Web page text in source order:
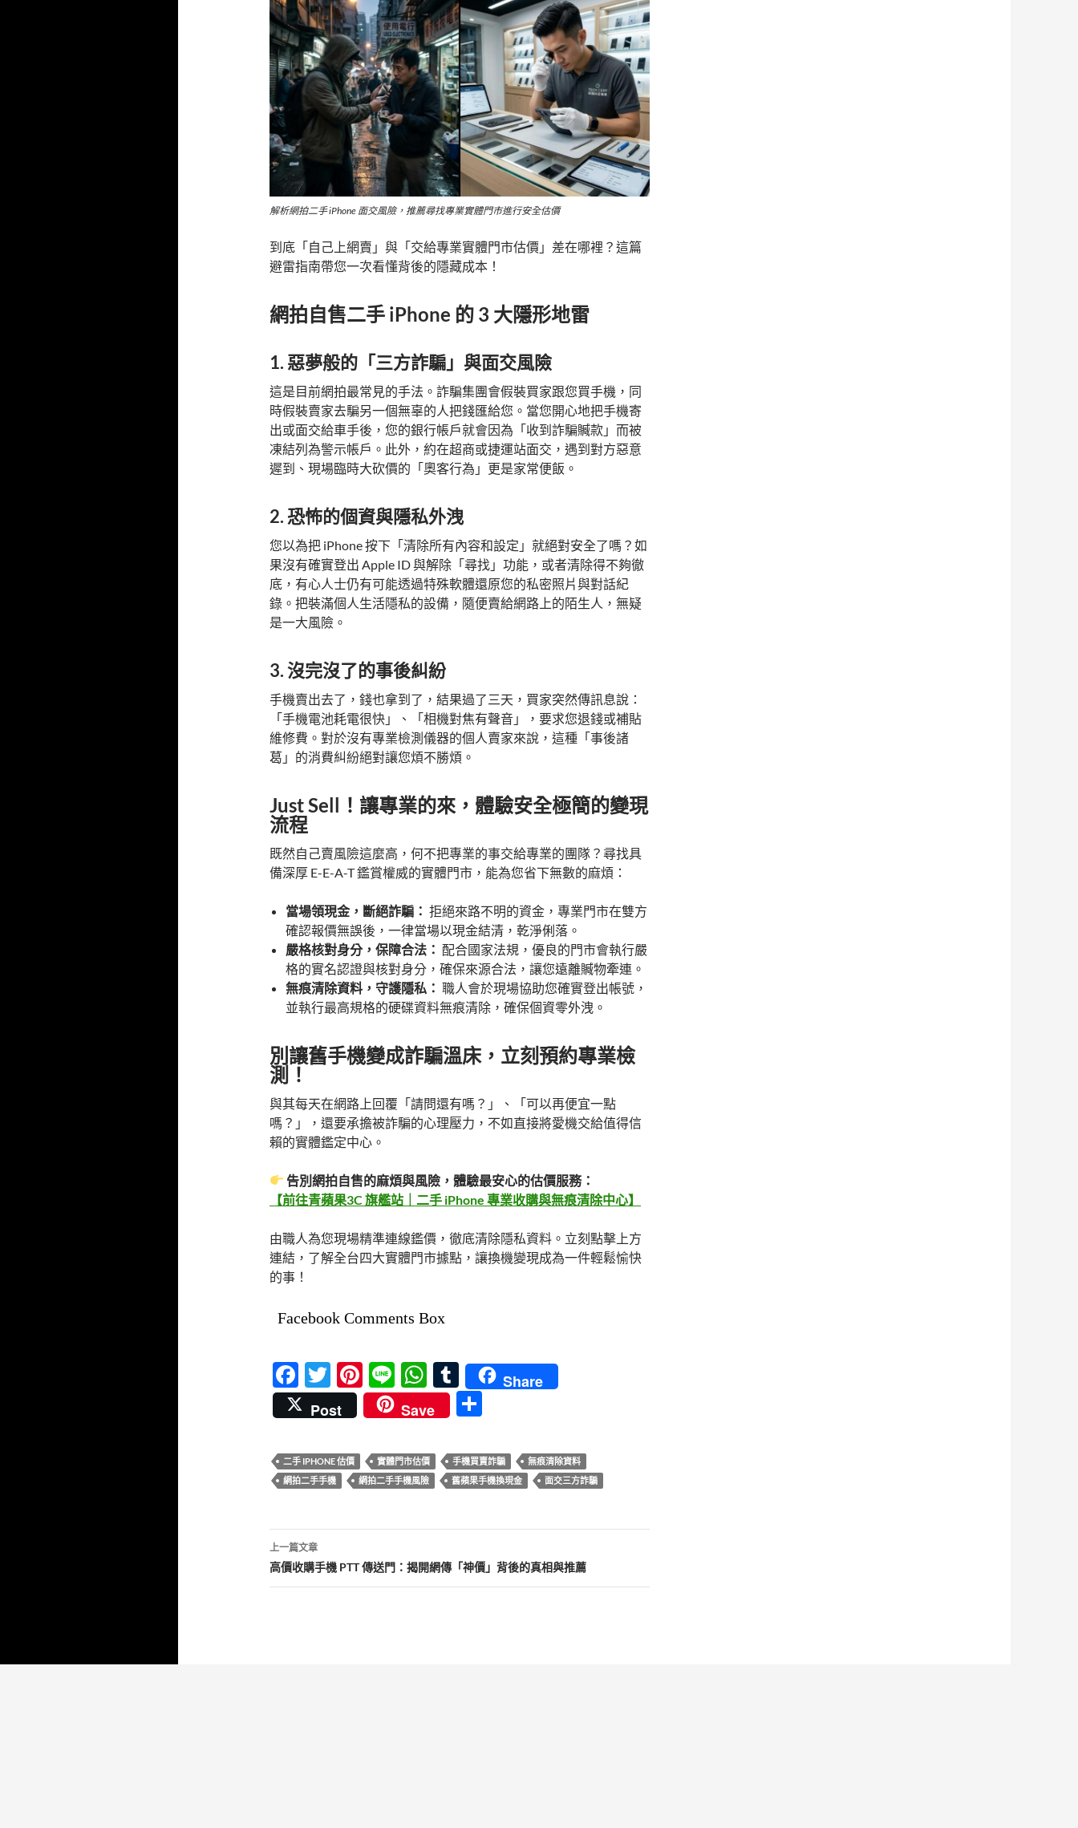
解析網拍二手 iPhone 面交風險，推薦尋找專業實體門市進行安全估價
到底「自己上網賣」與「交給專業實體門市估價」差在哪裡？這篇
避雷指南帶您一次看懂背後的隱藏成本！
網拍自售二手 iPhone 的 3 大隱形地雷
1. 惡夢般的「三方詐騙」與面交風險
這是目前網拍最常見的手法。詐騙集團會假裝買家跟您買手機，同
時假裝賣家去騙另一個無辜的人把錢匯給您。當您開心地把手機寄
出或面交給車手後，您的銀行帳戶就會因為「收到詐騙贓款」而被
凍結列為警示帳戶。此外，約在超商或捷運站面交，遇到對方惡意
遲到、現場臨時大砍價的「奧客行為」更是家常便飯。
2. 恐怖的個資與隱私外洩
您以為把 iPhone 按下「清除所有內容和設定」就絕對安全了嗎？如
果沒有確實登出 Apple ID 與解除「尋找」功能，或者清除得不夠徹
底，有心人士仍有可能透過特殊軟體還原您的私密照片與對話紀
錄。把裝滿個人生活隱私的設備，隨便賣給網路上的陌生人，無疑
是一大風險。
3. 沒完沒了的事後糾紛
手機賣出去了，錢也拿到了，結果過了三天，買家突然傳訊息說：
「手機電池耗電很快」、「相機對焦有聲音」，要求您退錢或補貼
維修費。對於沒有專業檢測儀器的個人賣家來說，這種「事後諸
葛」的消費糾紛絕對讓您煩不勝煩。
Just Sell！讓專業的來，體驗安全極簡的變現
流程
既然自己賣風險這麼高，何不把專業的事交給專業的團隊？尋找具
備深厚 E-E-A-T 鑑賞權威的實體門市，能為您省下無數的麻煩：
當場領現金，斷絕詐騙： 拒絕來路不明的資金，專業門市在雙方
確認報價無誤後，一律當場以現金結清，乾淨俐落。
嚴格核對身分，保障合法： 配合國家法規，優良的門市會執行嚴
格的實名認證與核對身分，確保來源合法，讓您遠離贓物牽連。
無痕清除資料，守護隱私： 職人會於現場協助您確實登出帳號，
並執行最高規格的硬碟資料無痕清除，確保個資零外洩。
別讓舊手機變成詐騙溫床，立刻預約專業檢
測！
與其每天在網路上回覆「請問還有嗎？」、「可以再便宜一點
嗎？」，還要承擔被詐騙的心理壓力，不如直接將愛機交給值得信
賴的實體鑑定中心。
告別網拍自售的麻煩與風險，體驗最安心的估價服務：
【前往青蘋果3C 旗艦站｜二手 iPhone 專業收購與無痕清除中心】
由職人為您現場精準連線鑑價，徹底清除隱私資料。立刻點擊上方
連結，了解全台四大實體門市據點，讓換機變現成為一件輕鬆愉快
的事！
Facebook Comments Box
F
ac
e
b
o
k
T
w
itt
er
Pi
nt
er
es
t
Li
n
e
W
h
at
s
A
p
T
u
m
bl
r
Share
Post
Save
二手 IPHONE 估價 實體門市估價 手機買賣詐騙
無痕清除資料
網拍二手手機
網拍二手手機風險 舊蘋果手機換現金 面交三方詐騙
文
章
上一篇文章
高價收購手機 PTT 傳送門：揭開網傳「神價」背後的真相與推薦